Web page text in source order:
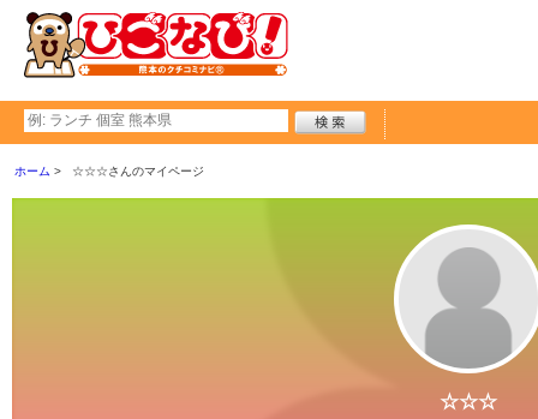
ホーム ☆☆☆さんのマイページ
☆☆☆